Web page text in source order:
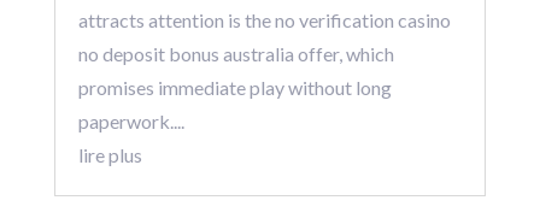
attracts attention is the no verification casino
no deposit bonus australia offer, which
promises immediate play without long
paperwork....
lire plus